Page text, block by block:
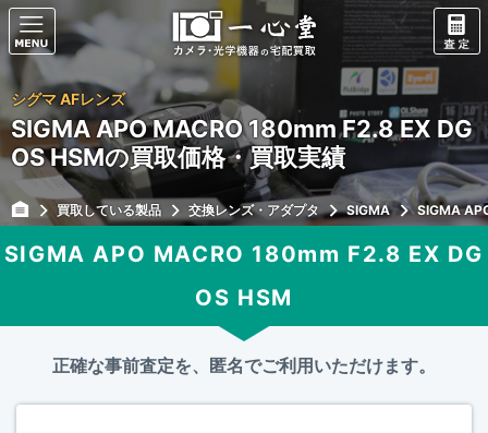
シグマ AFレンズ
SIGMA APO MACRO 180mm F2.8 EX DG
OS HSMの買取価格・買取実績
買取している製品 交換レンズ・アダプタ SIGMA SIGMA
SIGMA APO MACRO 180mm F2.8 EX DG
OS HSM
正確な事前査定を、匿名でご利用いただけます。